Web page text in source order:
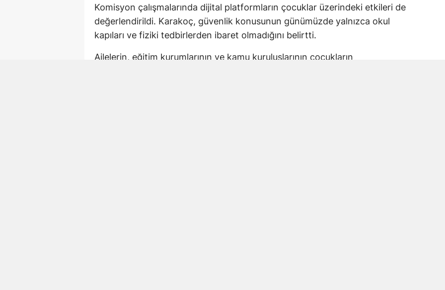
Komisyon çalışmalarında dijital platformların çocuklar üzerindeki etkileri de
değerlendirildi. Karakoç, güvenlik konusunun günümüzde yalnızca okul
kapıları ve fiziki tedbirlerden ibaret olmadığını belirtti.
Ailelerin, eğitim kurumlarının ve kamu kuruluşlarının çocukların